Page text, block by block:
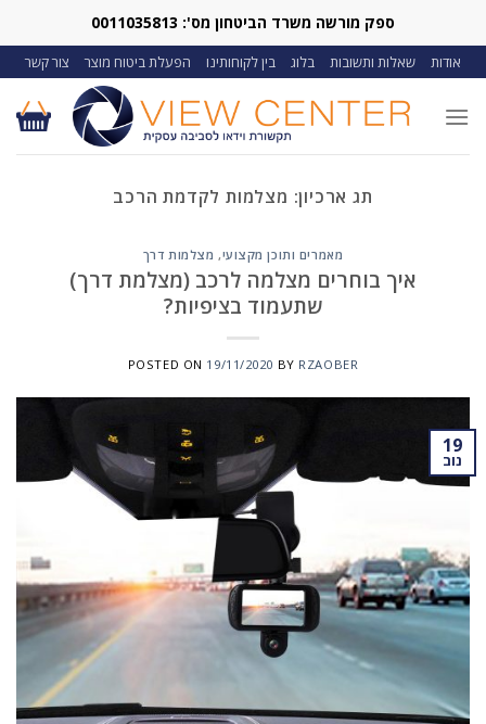
content
ספק מורשה משרד הביטחון מס': 0011035813
אודות שאלות ותשובות בלוג בין לקוחותינו הפעלת ביטוח מוצר צור קשר
תג ארכיון: מצלמות לקדמת הרכב
מאמרים ותוכן מקצועי, מצלמות דרך
איך בוחרים מצלמה לרכב (מצלמת דרך)
שתעמוד בציפיות?
POSTED ON 19/11/2020 BY RZAOBER
19
נוב